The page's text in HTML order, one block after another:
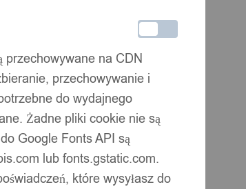
przechowywane na CDN
przechowywanie i
do wydajnego
Żadne pliki cookie nie są
Google Fonts API są
lub fonts.gstatic.com.
które wysyłasz do